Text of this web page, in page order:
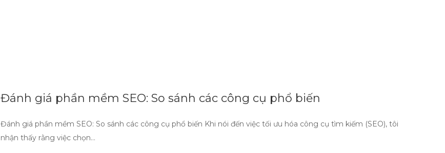
Đánh giá phần mềm SEO: So sánh các công cụ phổ biến
Đánh giá phần mềm SEO: So sánh các công cụ phổ biến Khi nói đến việc tối ưu hóa công cụ tìm kiếm (SEO), tôi
nhận thấy rằng việc chọn…